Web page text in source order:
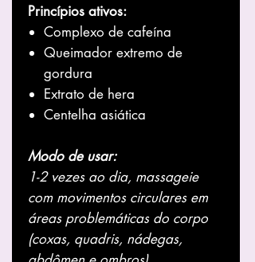
Princípios ativos:
Complexo de cafeína
Queimador extremo de
gordura
Extrato de hera
Centelha asiática
Modo de usar:
1-2 vezes ao dia, massageie
com movimentos circulares em
áreas problemáticas do corpo
(coxas, quadris, nádegas,